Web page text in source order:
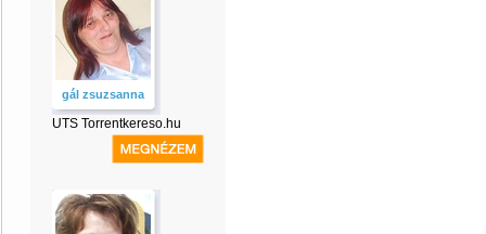
gál zsuzsanna
UTS Torrentkereso.hu